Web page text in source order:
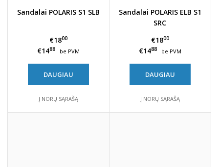
Sandalai POLARIS S1 SLB
€1800
€1488 be PVM
DAUGIAU
Į NORŲ SĄRAŠĄ
Sandalai POLARIS ELB S1
SRC
€1800
€1488 be PVM
DAUGIAU
Į NORŲ SĄRAŠĄ